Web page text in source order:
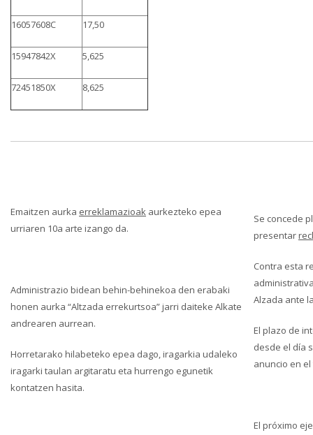
16057608C 17,50
15947842X 5,625
72451850X 8,625
Emaitzen aurka erreklamazioak aurkezteko epea
urriaren 10a arte izango da.
Administrazio bidean behin-behinekoa den erabaki
honen aurka “Altzada errekurtsoa” jarri daiteke Alkate
andrearen aurrean.
Horretarako hilabeteko epea dago, iragarkia udaleko
iragarki taulan argitaratu eta hurrengo egunetik
kontatzen hasita.
Se concede
presentar
Contra esta
Alzada ante
El plazo de
desde el día
anuncio en
El próximo